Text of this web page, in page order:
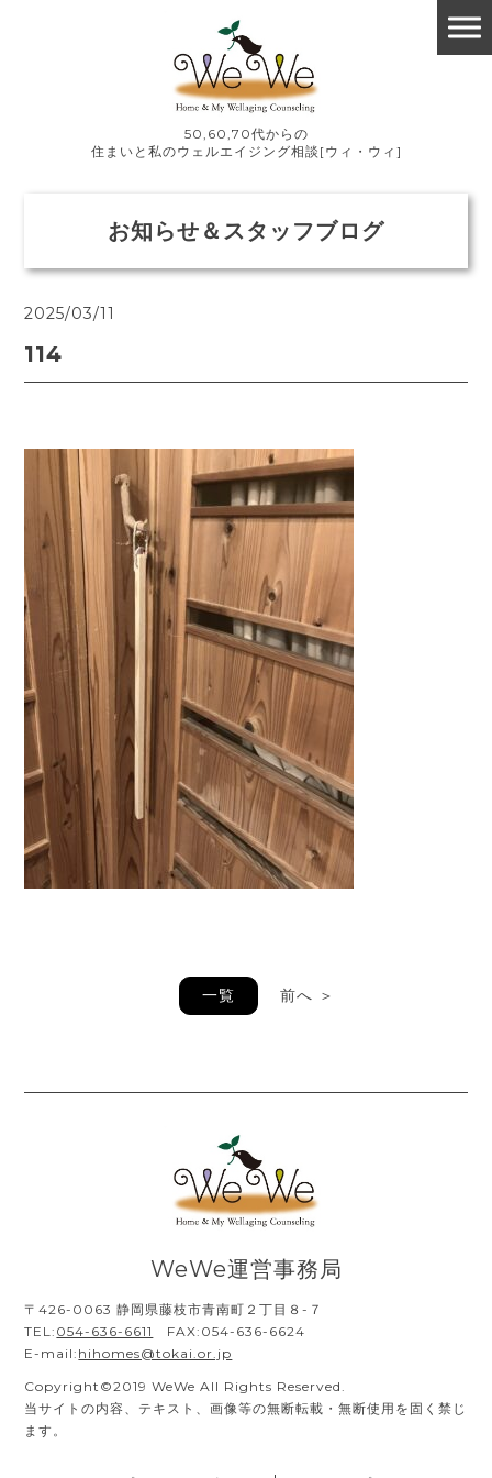
50,60,70代からの
住まいと私のウェルエイジング相談[ウィ・ウィ]
お知らせ＆スタッフブログ
2025/03/11
114
一覧 前へ ＞
WeWe運営事務局
〒426-0063 静岡県藤枝市青南町２丁目８-７
TEL: 054-636-6611
FAX:054-636-6624
E-mail: hihomes@tokai.or.jp
Copyright©2019 WeWe All Rights Reserved.
当サイトの内容、テキスト、画像等の無断転載・無断使用を固く禁じ
ます。